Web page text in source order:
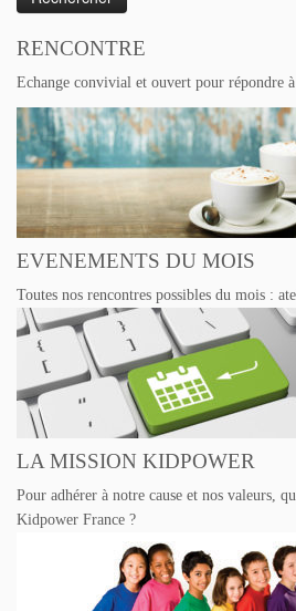
RENCONTRE
Echange convivial et ouvert pour répondre
EVENEMENTS DU MOIS
Toutes nos rencontres possibles du mois :
LA MISSION KIDPOWER
Pour adhérer à notre cause et nos valeurs,
Kidpower France ?